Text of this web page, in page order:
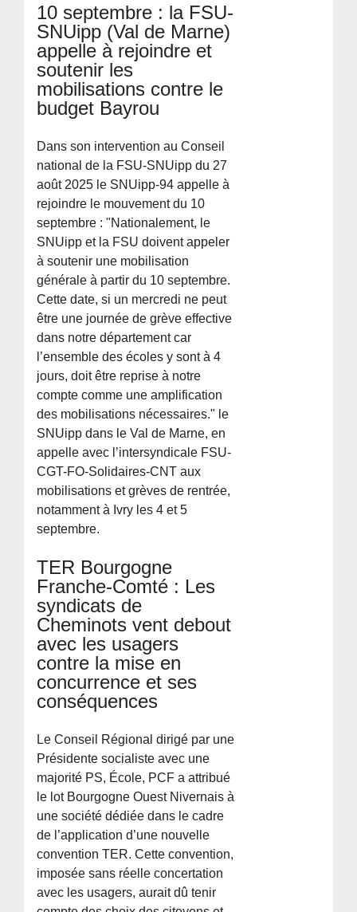
10 septembre : la FSU-
SNUipp (Val de Marne)
appelle à rejoindre et
soutenir les
mobilisations contre le
budget Bayrou
Dans son intervention au Conseil
national de la FSU-SNUipp du 27
août 2025 le SNUipp-94 appelle à
rejoindre le mouvement du 10
septembre : "Nationalement, le
SNUipp et la FSU doivent appeler
à soutenir une mobilisation
générale à partir du 10 septembre.
Cette date, si un mercredi ne peut
être une journée de grève effective
dans notre département car
l’ensemble des écoles y sont à 4
jours, doit être reprise à notre
compte comme une amplification
des mobilisations nécessaires." le
SNUipp dans le Val de Marne, en
appelle avec l’intersyndicale FSU-
CGT-FO-Solidaires-CNT aux
mobilisations et grèves de rentrée,
notamment à Ivry les 4 et 5
septembre.
TER Bourgogne
Franche-Comté : Les
syndicats de
Cheminots vent debout
avec les usagers
contre la mise en
concurrence et ses
conséquences
Le Conseil Régional dirigé par une
Présidente socialiste avec une
majorité PS, École, PCF a attribué
le lot Bourgogne Ouest Nivernais à
une société dédiée dans le cadre
de l’application d’une nouvelle
convention TER. Cette convention,
imposée sans réelle concertation
avec les usagers, aurait dû tenir